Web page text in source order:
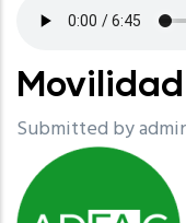
Submitted by